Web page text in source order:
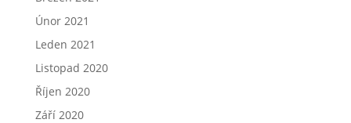
Únor 2021
Leden 2021
Listopad 2020
Říjen 2020
Září 2020